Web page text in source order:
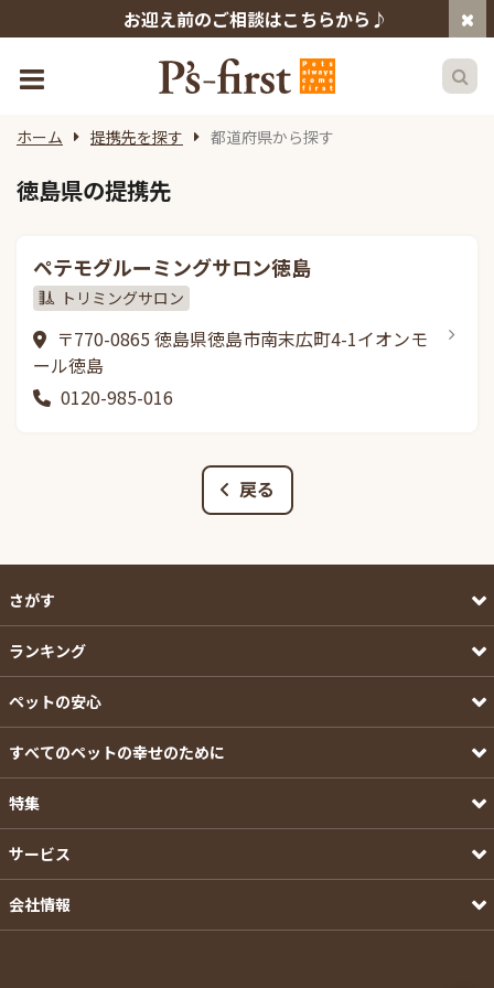
お迎え前のご相談はこちらから♪
ホーム 提携先を探す 都道府県から探す
徳島県の提携先
ペテモグルーミングサロン徳島
トリミングサロン
〒770-0865 徳島県徳島市南末広町4-1イオンモ
ール徳島
0120-985-016
戻る
さがす
ランキング
ペットの安心
すべてのペットの幸せのために
特集
サービス
会社情報